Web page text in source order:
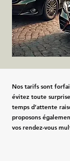
Nos tarifs sont
évitez toute
temps d’attente
proposons
vos rendez-vous